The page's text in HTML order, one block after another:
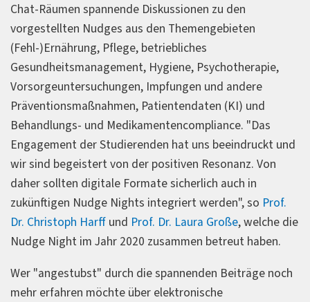
Chat-Räumen spannende Diskussionen zu den
vorgestellten Nudges aus den Themengebieten
(Fehl-)Ernährung, Pflege, betriebliches
Gesundheitsmanagement, Hygiene, Psychotherapie,
Vorsorgeuntersuchungen, Impfungen und andere
Präventionsmaßnahmen, Patientendaten (KI) und
Behandlungs- und Medikamentencompliance. "Das
Engagement der Studierenden hat uns beeindruckt und
wir sind begeistert von der positiven Resonanz. Von
daher sollten digitale Formate sicherlich auch in
zukünftigen Nudge Nights integriert werden", so Prof.
Dr. Christoph Harff und Prof. Dr. Laura Große, welche die
Nudge Night im Jahr 2020 zusammen betreut haben.
Wer "angestubst" durch die spannenden Beiträge noch
mehr erfahren möchte über elektronische